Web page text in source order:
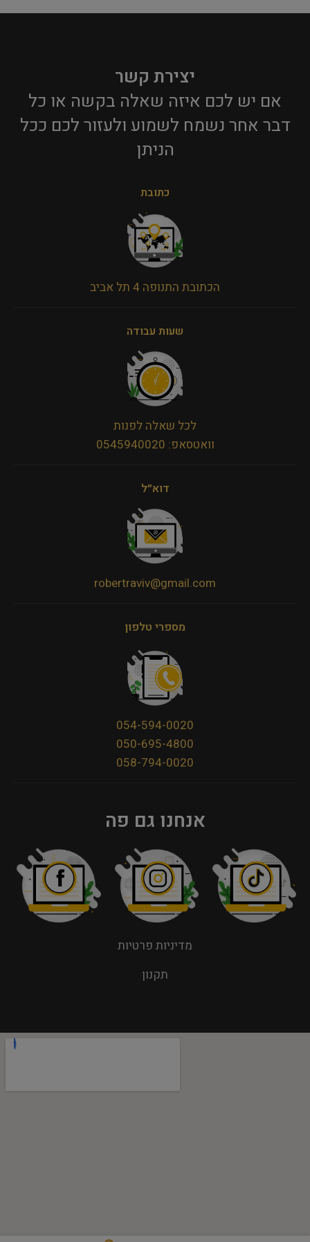
יצירת קשר
אם יש לכם איזה שאלה בקשה או כל
דבר אחר נשמח לשמוע ולעזור לכם ככל
הניתן​
כתובת
הכתובת התנופה 4 תל אביב
שעות עבודה
לכל שאלה לפנות
וואטסאפ: 0545940020
דוא״ל
robertraviv@gmail.com
מספרי טלפון
054-594-0020
050-695-4800
058-794-0020
אנחנו גם פה
מדיניות פרטיות
תקנון